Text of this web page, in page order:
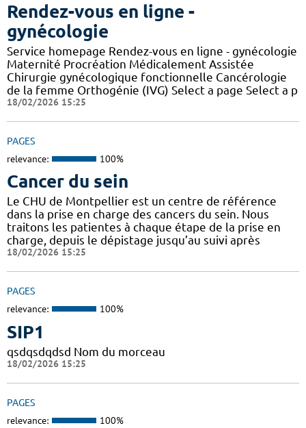
Rendez-vous en ligne -
gynécologie
Service homepage Rendez-vous en ligne - gynécologie
Maternité Procréation Médicalement Assistée
Chirurgie gynécologique fonctionnelle Cancérologie
de la femme Orthogénie (IVG) Select a page Select a p
18/02/2026 15:25
PAGES
relevance: 100%
Cancer du sein
Le CHU de Montpellier est un centre de référence
dans la prise en charge des cancers du sein. Nous
traitons les patientes à chaque étape de la prise en
charge, depuis le dépistage jusqu’au suivi après
18/02/2026 15:25
PAGES
relevance: 100%
SIP1
qsdqsdqdsd Nom du morceau
18/02/2026 15:25
PAGES
relevance: 100%